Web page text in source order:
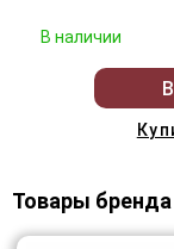
В наличии
Товары